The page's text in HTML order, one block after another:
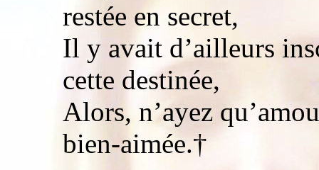
restée en secret,
Il y avait d’ailleurs
cette destinée,
Alors, n’ayez
bien-aimée.†